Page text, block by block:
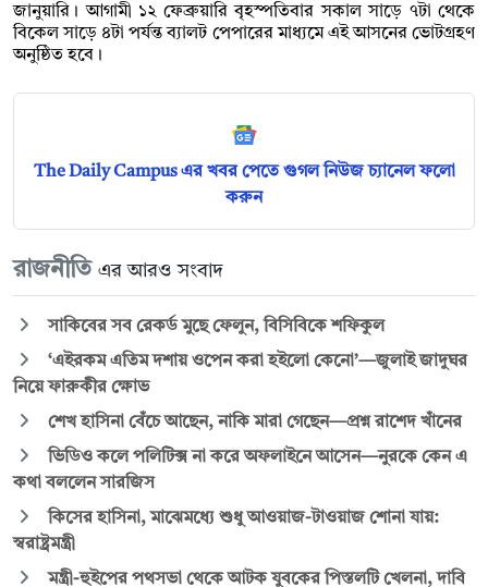
জানুয়ারি। আগামী ১২ ফেব্রুয়ারি বৃহস্পতিবার সকাল সাড়ে ৭টা থেকে
বিকেল সাড়ে ৪টা পর্যন্ত ব্যালট পেপারের মাধ্যমে এই আসনের ভোটগ্রহণ
অনুষ্ঠিত হবে।
The Daily Campus এর খবর পেতে গুগল নিউজ চ্যানেল ফলো
করুন
রাজনীতি এর আরও সংবাদ
সাকিবের সব রেকর্ড মুছে ফেলুন, বিসিবিকে শফিকুল
‘এইরকম এতিম দশায় ওপেন করা হইলো কেনো’—জুলাই জাদুঘর
নিয়ে ফারুকীর ক্ষোভ
শেখ হাসিনা বেঁচে আছেন, নাকি মারা গেছেন—প্রশ্ন রাশেদ খাঁনের
ভিডিও কলে পলিটিক্স না করে অফলাইনে আসেন—নুরকে কেন এ
কথা বললেন সারজিস
কিসের হাসিনা, মাঝেমধ্যে শুধু আওয়াজ-টাওয়াজ শোনা যায়:
স্বরাষ্ট্রমন্ত্রী
মন্ত্রী-হুইপের পথসভা থেকে আটক যুবকের পিস্তলটি খেলনা, দাবি